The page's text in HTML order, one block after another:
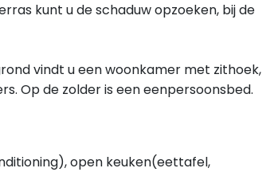
kunt u de schaduw opzoeken, bij de
vindt u een woonkamer met zithoek,
Op de zolder is een eenpersoonsbed.
open keuken(eettafel,